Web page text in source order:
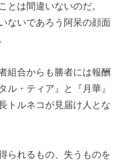
は間違いないのだ。
ないであろう阿呆の顔面
組合からも勝者には報酬
ル・ティア』と『月華』
トルネコが見届け人とな
られるもの、失うものを